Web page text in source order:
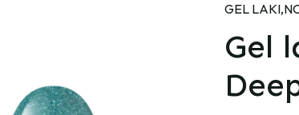
GEL LAKI,
Gel